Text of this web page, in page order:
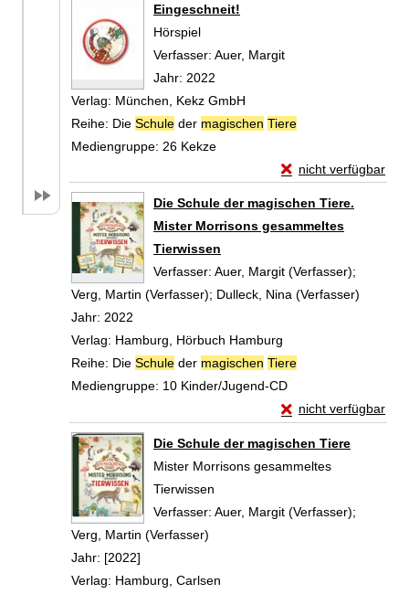
Eingeschneit!
Hörspiel
Verfasser: Auer, Margit
Jahr: 2022
Verlag: München, Kekz GmbH
Reihe: Die Schule der magischen Tiere
Mediengruppe: 26 Kekze
nicht verfügbar
Exemplar-Details
Die Schule der magischen Tiere.
Mister Morrisons gesammeltes
Tierwissen
Verfasser: Auer, Margit (Verfasser);
Verg, Martin (Verfasser); Dulleck, Nina (Verfasser)
Jahr: 2022
Verlag: Hamburg, Hörbuch Hamburg
Reihe: Die Schule der magischen Tiere
Mediengruppe: 10 Kinder/Jugend-CD
nicht verfügbar
Exemplar-Details
Die Schule der magischen Tiere
Mister Morrisons gesammeltes
Tierwissen
Verfasser: Auer, Margit (Verfasser);
Verg, Martin (Verfasser)
Jahr: [2022]
Verlag: Hamburg, Carlsen